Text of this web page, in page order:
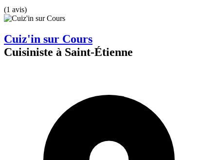
(1 avis)
Cuiz'in sur Cours
Cuisiniste à Saint-Étienne